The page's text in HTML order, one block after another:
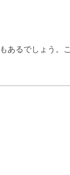
あるでしょう。